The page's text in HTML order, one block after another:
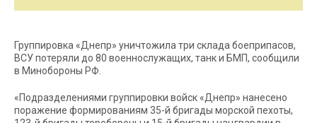
Группировка «Днепр» уничтожила три склада боеприпасов,
ВСУ потеряли до 80 военнослужащих, танк и БМП, сообщили
в Минобороны РФ.
«Подразделениями группировки войск «Днепр» нанесено
поражение формированиям 35-й бригады морской пехоты,